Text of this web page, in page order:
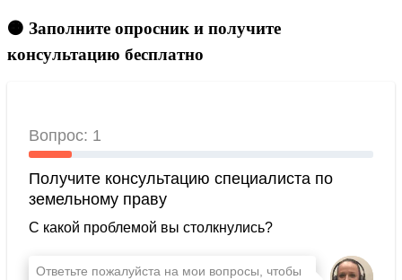
🟠 Заполните опросник и получите
консультацию бесплатно